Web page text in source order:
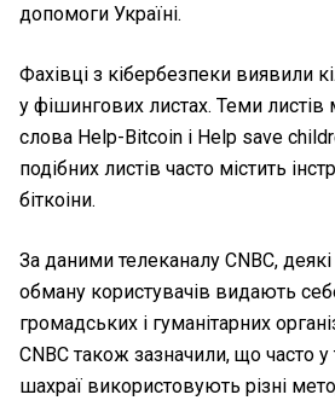
допомоги Україні.
Фахівці з кібербезпеки виявили
у фішингових листах. Теми листів
слова Help-Bitcoin і Help save
подібних листів часто містить
біткоіни.
За даними телеканалу CNBC,
обману користувачів видають
громадських і гуманітарних
CNBC також зазначили, що часто
шахраї використовують різні